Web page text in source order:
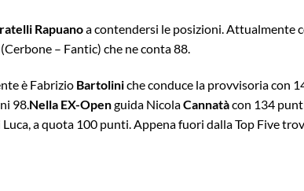
Rapuanoa contendersi le posizioni. Attualmente
– Fantic) che ne conta 88.
è Fabrizio Bartoliniche conduce la provvisoria con
98.Nella EX-Openguida NicolaCannatàcon 134
a quota 100 punti. Appena fuori dalla Top Five